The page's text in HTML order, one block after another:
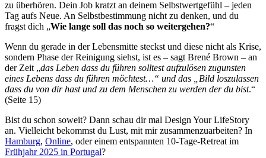
zu überhören. Dein Job kratzt an deinem Selbstwertgefühl – jeden
Tag aufs Neue. An Selbstbestimmung nicht zu denken, und du
fragst dich „Wie lange soll das noch so weitergehen?“
Wenn du gerade in der Lebensmitte steckst und diese nicht als Krise,
sondern Phase der Reinigung siehst, ist es – sagt Brené Brown – an
der Zeit „das Leben dass du führen solltest aufzulösen zugunsten
eines Lebens dass du führen möchtest…“ und das „Bild loszulassen
dass du von dir hast und zu dem Menschen zu werden der du bist.“
(Seite 15)
Bist du schon soweit? Dann schau dir mal Design Your LifeStory
an. Vielleicht bekommst du Lust, mit mir zusammenzuarbeiten? In
Hamburg, Online, oder einem entspannten 10-Tage-Retreat im
Frühjahr 2025 in Portugal?